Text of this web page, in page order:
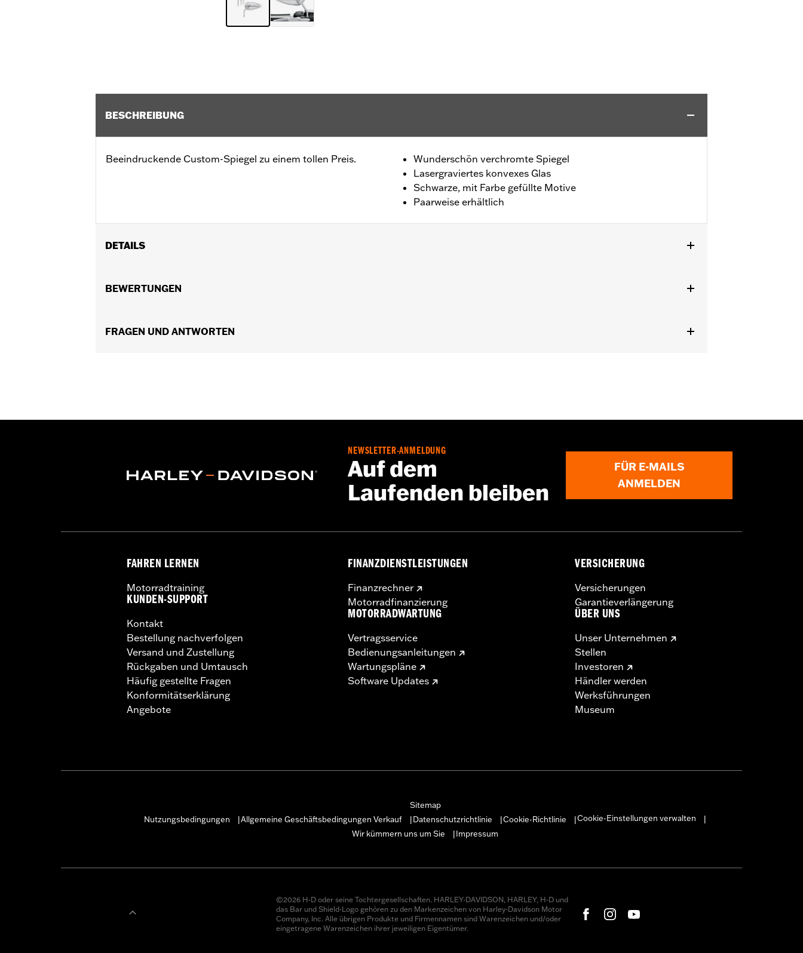
BESCHREIBUNG
Beeindruckende Custom-Spiegel zu einem tollen Preis.
Wunderschön verchromte Spiegel
Lasergraviertes konvexes Glas
Schwarze, mit Farbe gefüllte Motive
Paarweise erhältlich
DETAILS
FLTRXRRSE ab ’25 und Revolution Max Modelle). Modelle mit Verkleidungsspiegeln erfordern Verkleidungsstecker-Kit. Modelle ab ’23
Befestigungsart:Lenkerhalterung
Motorrads überprüft werden, ob die Spiegel dem Fahrer eine klare Sicht nach hinten bieten.
BEWERTUNGEN
FRAGEN UND ANTWORTEN
NEWSLETTER-ANMELDUNG
Auf dem
Laufenden bleiben
FÜR E-MAILS
ANMELDEN
FAHREN LERNEN
Motorradtraining
KUNDEN-SUPPORT
Kontakt
Bestellung nachverfolgen
Versand und Zustellung
Rückgaben und Umtausch
Häufig gestellte Fragen
Konformitätserklärung
Angebote
FINANZDIENSTLEISTUNGEN
Finanzrechner
Motorradfinanzierung
MOTORRADWARTUNG
Vertragsservice
Bedienungsanleitungen
Wartungspläne
Software Updates
VERSICHERUNG
Versicherungen
Garantieverlängerung
ÜBER UNS
Unser Unternehmen
Stellen
Investoren
Händler werden
Werksführungen
Museum
Sitemap
Nutzungsbedingungen
Allgemeine Geschäftsbedingungen Verkauf Datenschutzrichtlinie Cookie-Richtlinie Cookie-Einstellungen verwalten
Wir kümmern uns um Sie
Impressum
©2026 H-D oder seine Tochtergesellschaften. HARLEY-DAVIDSON, HARLEY, H-D und
das Bar und Shield-Logo gehören zu den Markenzeichen von Harley-Davidson Motor
Company, Inc. Alle übrigen Produkte und Firmennamen sind Warenzeichen und/oder
eingetragene Warenzeichen ihrer jeweiligen Eigentümer.